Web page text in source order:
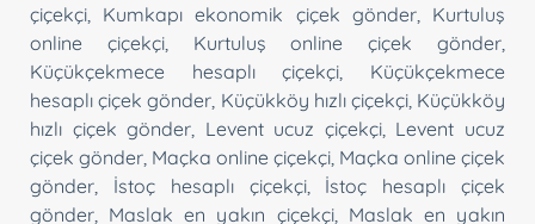
çiçekçi
Kumkapı ekonomik çiçek gönder, Kurtuluş
online çiçekçi, Kurtuluş online çiçek gönder
Küçükçekmece hesaplı çiçekçi
Küçükçekmece
hesaplı çiçek gönder Küçükköy hızlı çiçekçi, Küçükköy
hızlı çiçek gönder
Levent ucuz çiçekçi, Levent ucuz
çiçek gönder Maçka online çiçekçi Maçka online çiçek
gönder
İstoç hesaplı çiçekçi, İstoç hesaplı çiçek
gönder
Maslak en yakın çiçekçi, Maslak en yakın